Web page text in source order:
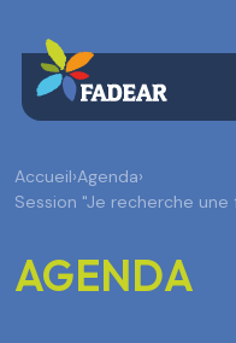
Accueil›Agenda›
Session "Je recherche
AGENDA